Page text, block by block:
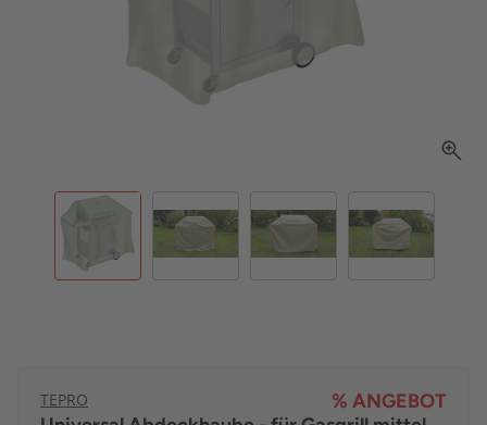
TEPRO
% ANGEBOT